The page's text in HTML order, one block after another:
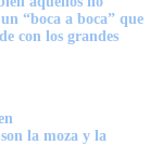
“boca a boca” que
con los grandes
son la moza y la